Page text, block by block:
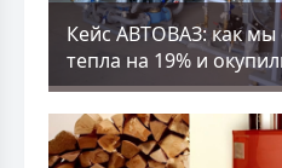
Кейс АВТОВАЗ: как мы
тепла на 19% и